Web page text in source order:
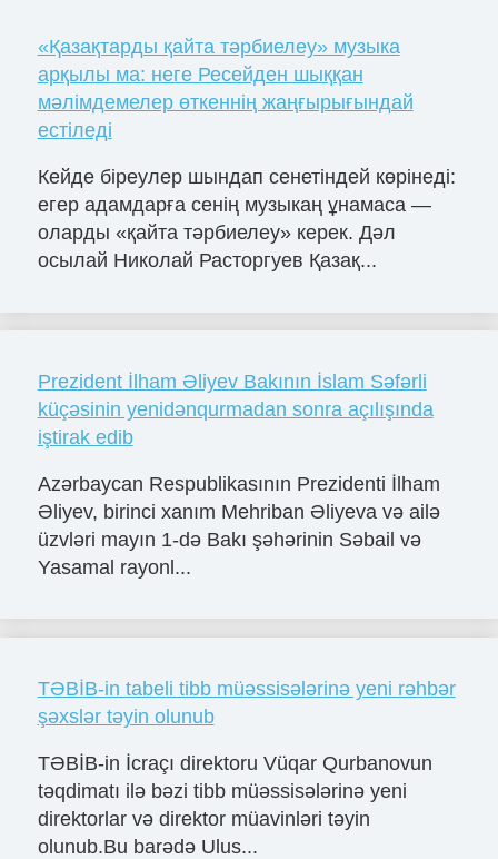
«Қазақтарды қайта тәрбиелеу» музыка
арқылы ма: неге Ресейден шыққан
мәлімдемелер өткеннің жаңғырығындай
естіледі
Кейде біреулер шындап сенетіндей көрінеді:
егер адамдарға сенің музыкаң ұнамаса —
оларды «қайта тәрбиелеу» керек. Дәл
осылай Николай Расторгуев Қазақ...
Prezident İlham Əliyev Bakının İslam Səfərli
küçəsinin yenidənqurmadan sonra açılışında
iştirak edib
Azərbaycan Respublikasının Prezidenti İlham
Əliyev, birinci xanım Mehriban Əliyeva və ailə
üzvləri mayın 1-də Bakı şəhərinin Səbail və
Yasamal rayonl...
TƏBİB-in tabeli tibb müəssisələrinə yeni rəhbər
şəxslər təyin olunub
TƏBİB-in İcraçı direktoru Vüqar Qurbanovun
təqdimatı ilə bəzi tibb müəssisələrinə yeni
direktorlar və direktor müavinləri təyin
olunub.Bu barədə Ulus...